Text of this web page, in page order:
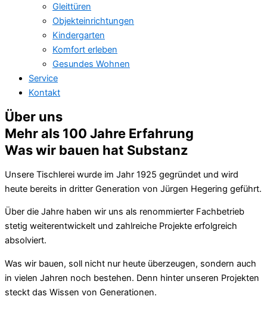
Gleittüren
Objekteinrichtungen
Kindergarten
Komfort erleben
Gesundes Wohnen
Service
Kontakt
Über uns
Mehr als 100 Jahre Erfahrung
Was wir bauen hat Substanz
Unsere Tischlerei wurde im Jahr 1925 gegründet und wird
heute bereits in dritter Generation von Jürgen Hegering geführt.
Über die Jahre haben wir uns als renommierter Fachbetrieb
stetig weiterentwickelt und zahlreiche Projekte erfolgreich
absolviert.
Was wir bauen, soll nicht nur heute überzeugen, sondern auch
in vielen Jahren noch bestehen. Denn hinter unseren Projekten
steckt das Wissen von Generationen.